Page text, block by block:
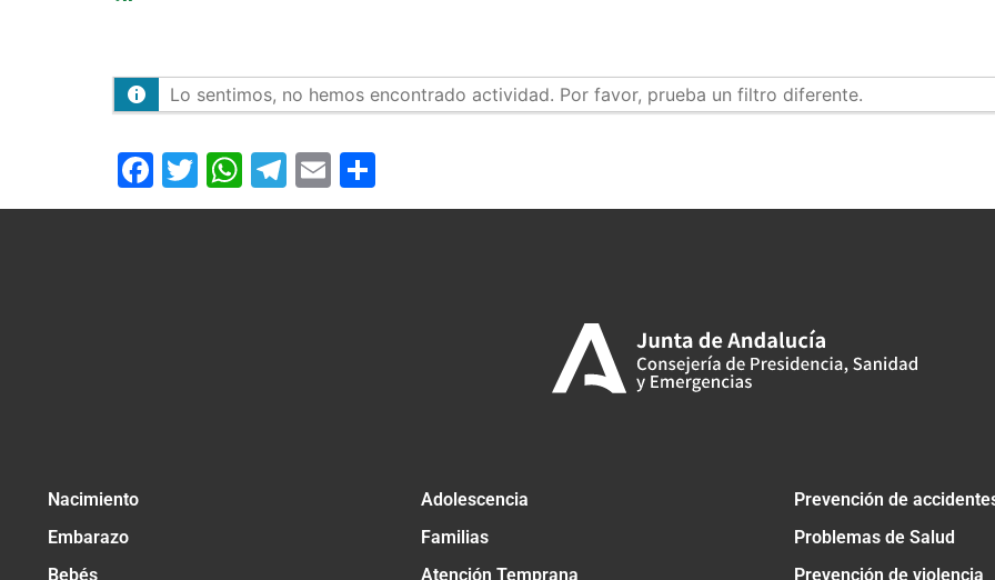
Lo sentimos, no hemos encontrado actividad. Por favor, prueba un filtro diferente.
Facebook
Twitter
WhatsApp
Telegram
Email
Nacimiento
Embarazo
Bebés
Adolescencia
Familias
Atención Temprana
Prevención de
Problemas de Salud
Prevención de violencia